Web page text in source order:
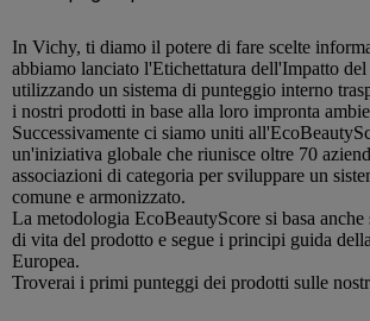
In Vichy, ti diamo il potere di fare scelte
abbiamo lanciato l'Etichettatura dell'Impatto
utilizzando un sistema di punteggio interno
i nostri prodotti in base alla loro impronta
Successivamente ci siamo uniti
un'iniziativa globale che riunisce oltre 70
associazioni di categoria per sviluppare un
comune e armonizzato.
La metodologia EcoBeautyScore si basa
di vita del prodotto e segue i principi guida
Europea.
Troverai i primi punteggi dei prodotti sulle